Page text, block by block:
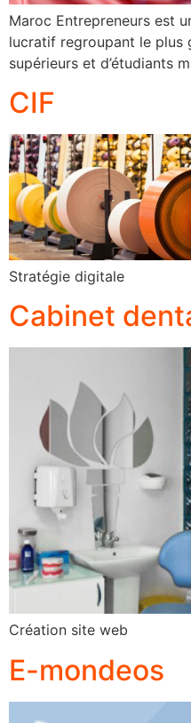
Maroc Entrepreneurs est
lucratif regroupant le plus
supérieurs et d’étudiants
CIF
Stratégie digitale
Cabinet
Création site web
E-mondeos